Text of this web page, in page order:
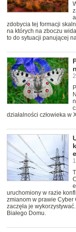
zdobycia tej formacji
na których na zboczu
to do sytuacji panującej
działalności człowieka w
uruchomiony w razie
zmianom w prawie Cyber
zaczęła je
Białego Domu.